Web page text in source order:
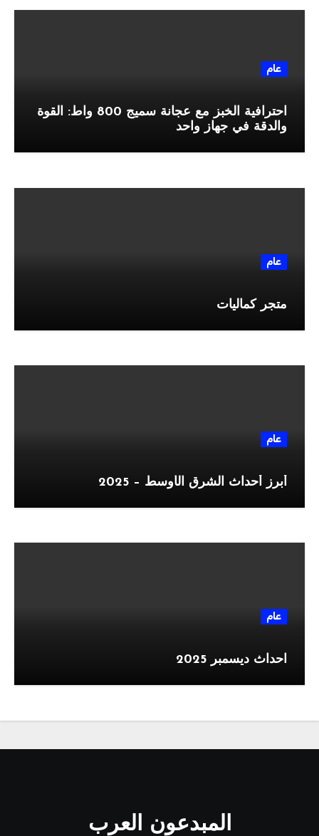
عام
احترافية الخبز مع عجانة سميج 800 واط: القوة
والدقة في جهاز واحد
عام
متجر كماليات
عام
أبرز أحداث الشرق الأوسط – 2025
عام
احداث ديسمبر 2025
المبدعون العرب